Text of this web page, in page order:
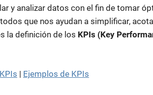
y analizar datos con el fin de tomar
que nos ayudan a simplificar,
la definición de los KPIs (Key
| Ejemplos de KPIs